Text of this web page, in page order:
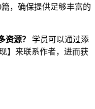
，确保提供足够丰富的
资源？
学员可以通过添
】来联系作者，进而获